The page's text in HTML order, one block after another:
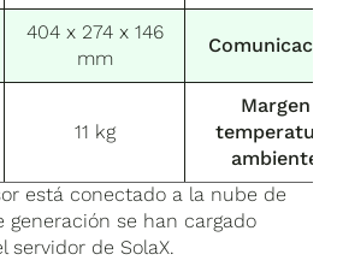
404 x 274 x 146
mm
11 kg
Margen
temperatura
ambiente
está conectado a la nube de
generación se han cargado
servidor de SolaX.